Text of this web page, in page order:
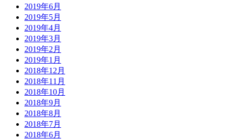
2019年6月
2019年5月
2019年4月
2019年3月
2019年2月
2019年1月
2018年12月
2018年11月
2018年10月
2018年9月
2018年8月
2018年7月
2018年6月